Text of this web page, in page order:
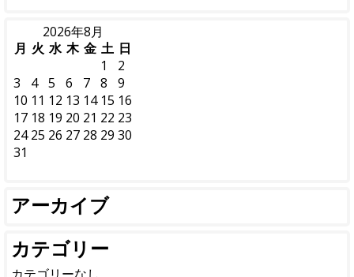
2026年8月
月 火 水 木 金 土 日
1
2
3
4 5 6 7 8
9
10 11 12 13 14 15 16
17 18 19 20 21 22 23
24 25 26 27 28 29 30
31
アーカイブ
カテゴリー